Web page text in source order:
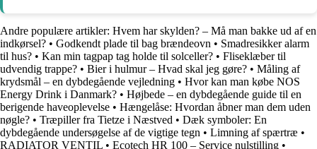
Andre populære artikler: Hvem har skylden? – Må man bakke ud af en
indkørsel? • Godkendt plade til bag brændeovn • Smadresikker alarm
til hus? • Kan min tagpap tag holde til solceller? • Fliseklæber til
udvendig trappe? • Bier i hulmur – Hvad skal jeg gøre? • Måling af
krydsmål – en dybdegående vejledning • Hvor kan man købe NOS
Energy Drink i Danmark? • Højbede – en dybdegående guide til en
berigende haveoplevelse • Hængelåse: Hvordan åbner man dem uden
nøgle? • Træpiller fra Tietze i Næstved • Dæk symboler: En
dybdegående undersøgelse af de vigtige tegn • Limning af spærtræ •
RADIATOR VENTIL • Ecotech HR 100 – Service nulstilling •